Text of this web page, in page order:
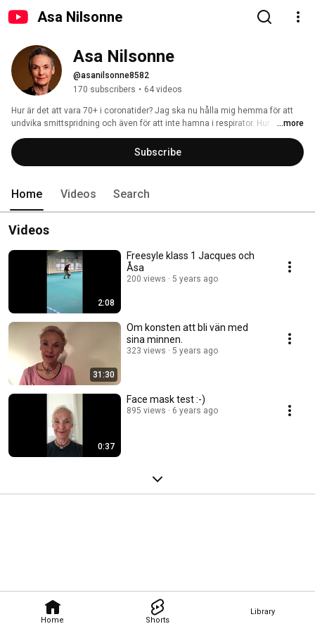
Asa Nilsonne
Home Shorts
Library
Asa Nilsonne
@asanilsonne8582
170 subscribers • 64 videos
Hur är det att vara 70+ i coronatider? Jag ska nu hålla mig hemma för att
undvika smittspridning och även för att inte hamna i respirator. Hur
kommer det att gå? Här kommer ni att få dagliga uppdateringar om livet i
skuggan av en epidemi.
...more
Subscribe
Home Videos Search
Videos
2:08
Freesyle klass 1 Jacques och
Åsa
200 views 5 years ago
31:30
Om konsten att bli vän med
sina minnen.
323 views 5 years ago
0:37
Face mask test :-)
895 views 6 years ago